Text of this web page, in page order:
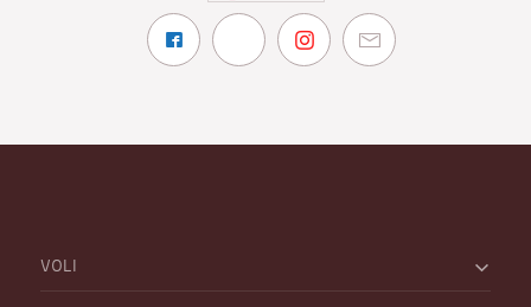
VOLI